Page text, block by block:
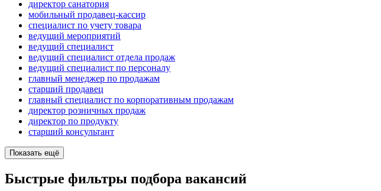
директор санатория
мобильный продавец-кассир
специалист по учету товара
ведущий мероприятий
ведущий специалист
ведущий специалист отдела продаж
ведущий специалист по персоналу
главный менеджер по продажам
старший продавец
главный специалист по корпоративным продажам
директор розничных продаж
директор по продукту
старший консультант
Показать ещё
Быстрые фильтры подбора вакансий